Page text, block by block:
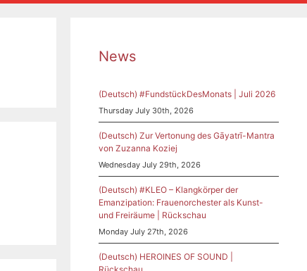
News
(Deutsch) #FundstückDesMonats | Juli 2026
Thursday July 30th, 2026
(Deutsch) Zur Vertonung des Gāyatrī-Mantra
von Zuzanna Koziej
Wednesday July 29th, 2026
(Deutsch) #KLEO – Klangkörper der
Emanzipation: Frauenorchester als Kunst-
und Freiräume | Rückschau
Monday July 27th, 2026
(Deutsch) HEROINES OF SOUND |